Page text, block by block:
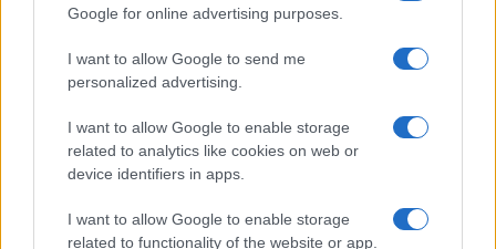
Google for online advertising purposes.
I want to allow Google to send me
personalized advertising.
I want to allow Google to enable storage
related to analytics like cookies on web or
device identifiers in apps.
I want to allow Google to enable storage
related to functionality of the website or app.
cosa c’è dietro il caso dossier
diLuigi Bisignani
17 Marzo 2024, 14:19
IL PIÙ LETTO DEL MESE